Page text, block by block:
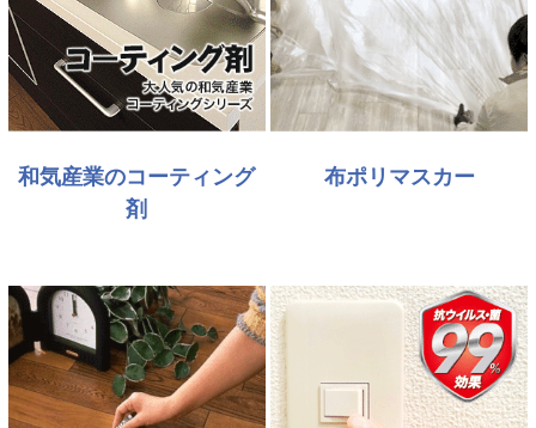
和気産業のコーティング
剤
布ポリマスカー